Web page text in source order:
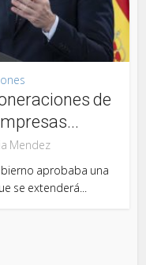
de
Mendez
aprobaba una
se extenderá...